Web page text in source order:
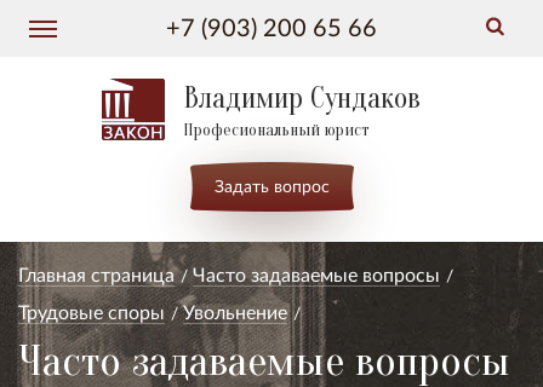
+7 (903) 200 65 66
Владимир Сундаков
Професиональный юрист
Задать вопрос
Главная страница
Часто задаваемые вопросы
Трудовые споры
Увольнение
Часто задаваемые вопросы